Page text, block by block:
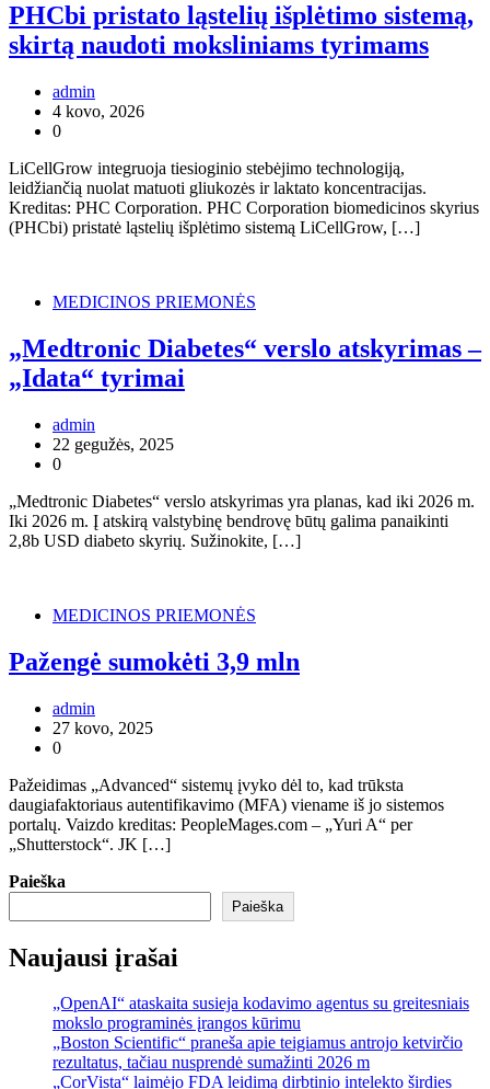
PHCbi pristato ląstelių išplėtimo sistemą,
skirtą naudoti moksliniams tyrimams
admin
4 kovo, 2026
0
LiCellGrow integruoja tiesioginio stebėjimo technologiją,
leidžiančią nuolat matuoti gliukozės ir laktato koncentracijas.
Kreditas: PHC Corporation. PHC Corporation biomedicinos skyrius
(PHCbi) pristatė ląstelių išplėtimo sistemą LiCellGrow, […]
MEDICINOS PRIEMONĖS
„Medtronic Diabetes“ verslo atskyrimas –
„Idata“ tyrimai
admin
22 gegužės, 2025
0
„Medtronic Diabetes“ verslo atskyrimas yra planas, kad iki 2026 m.
Iki 2026 m. Į atskirą valstybinę bendrovę būtų galima panaikinti
2,8b USD diabeto skyrių. Sužinokite, […]
MEDICINOS PRIEMONĖS
Pažengė sumokėti 3,9 mln
admin
27 kovo, 2025
0
Pažeidimas „Advanced“ sistemų įvyko dėl to, kad trūksta
daugiafaktoriaus autentifikavimo (MFA) viename iš jo sistemos
portalų. Vaizdo kreditas: PeopleMages.com – „Yuri A“ per
„Shutterstock“. JK […]
Paieška
Paieška
Naujausi įrašai
„OpenAI“ ataskaita susieja kodavimo agentus su greitesniais
mokslo programinės įrangos kūrimu
„Boston Scientific“ praneša apie teigiamus antrojo ketvirčio
rezultatus, tačiau nusprendė sumažinti 2026 m
„CorVista“ laimėjo FDA leidimą dirbtinio intelekto širdies